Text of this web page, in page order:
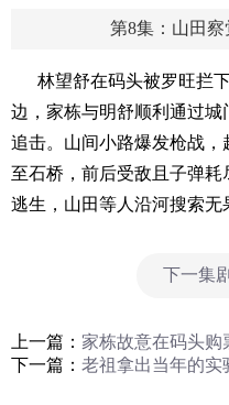
第8集：山田
林望舒在码头被罗旺拦
边，家栋与明舒顺利通过
追击。山间小路爆发枪战
至石桥，前后受敌且子弹
逃生，山田等人沿河搜索无
下一集
上一篇： 家栋故意在码头购
下一篇： 老祖拿出当年的实